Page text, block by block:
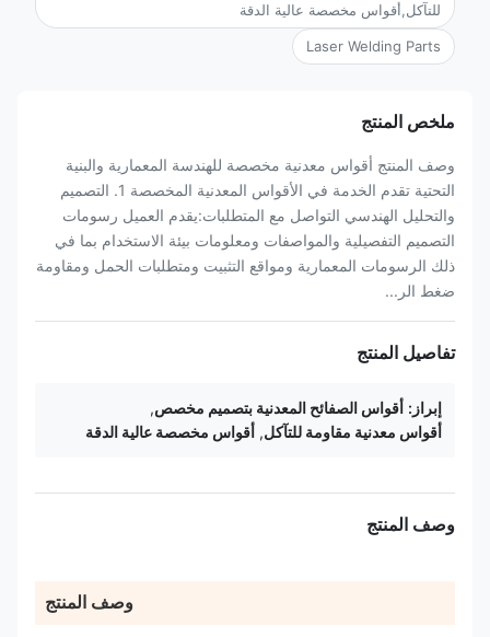
للتآكل,أقواس مخصصة عالية الدقة
Laser Welding Parts
ملخص المنتج
وصف المنتج أقواس معدنية مخصصة للهندسة المعمارية والبنية
التحتية تقدم الخدمة في الأقواس المعدنية المخصصة 1. التصميم
والتحليل الهندسي التواصل مع المتطلبات:يقدم العميل رسومات
التصميم التفصيلية والمواصفات ومعلومات بيئة الاستخدام بما في
ذلك الرسومات المعمارية ومواقع التثبيت ومتطلبات الحمل ومقاومة
ضغط الر...
تفاصيل المنتج
إبراز: أقواس الصفائح المعدنية بتصميم مخصص,
أقواس معدنية مقاومة للتآكل, أقواس مخصصة عالية الدقة
وصف المنتج
وصف المنتج